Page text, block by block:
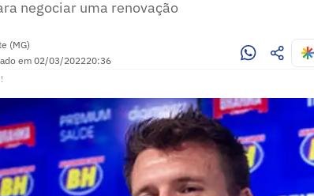
negociar uma renovação
(MG)
em 02/03/202220:36